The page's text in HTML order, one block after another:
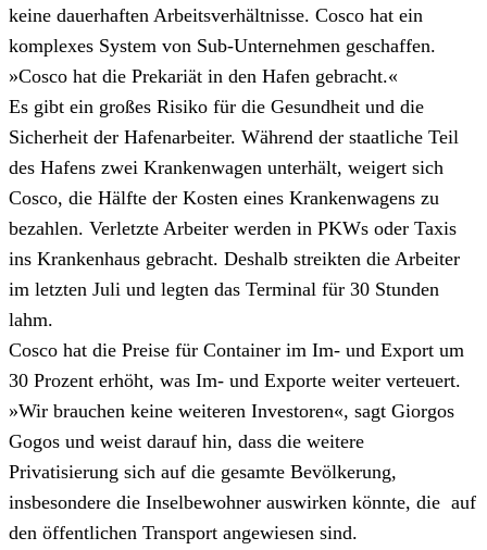
keine dauerhaften Arbeitsverhältnisse. Cosco hat ein
komplexes System von Sub-Unternehmen geschaffen.
»Cosco hat die Prekariät in den Hafen gebracht.«
Es gibt ein großes Risiko für die Gesundheit und die
Sicherheit der Hafenarbeiter. Während der staatliche Teil
des Hafens zwei Krankenwagen unterhält, weigert sich
Cosco, die Hälfte der Kosten eines Krankenwagens zu
bezahlen. Verletzte Arbeiter werden in PKWs oder Taxis
ins Krankenhaus gebracht. Deshalb streikten die Arbeiter
im letzten Juli und legten das Terminal für 30 Stunden
lahm.
Cosco hat die Preise für Container im Im- und Export um
30 Prozent erhöht, was Im- und Exporte weiter verteuert.
»Wir brauchen keine weiteren Investoren«, sagt Giorgos
Gogos und weist darauf hin, dass die weitere
Privatisierung sich auf die gesamte Bevölkerung,
insbesondere die Inselbewohner auswirken könnte, die auf
den öffentlichen Transport angewiesen sind.